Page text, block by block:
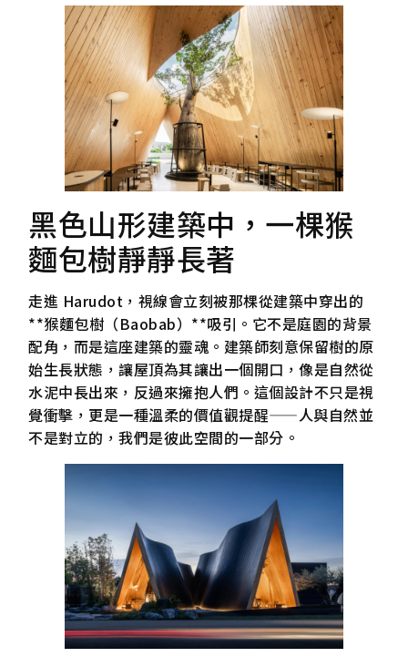
黑色山形建築中，一棵猴
麵包樹靜靜長著
走進 Harudot，視線會立刻被那棵從建築中穿出的
**猴麵包樹（Baobab）**吸引。它不是庭園的背景
配角，而是這座建築的靈魂。建築師刻意保留樹的原
始生長狀態，讓屋頂為其讓出一個開口，像是自然從
水泥中長出來，反過來擁抱人們。這個設計不只是視
覺衝擊，更是一種溫柔的價值觀提醒——人與自然並
不是對立的，我們是彼此空間的一部分。